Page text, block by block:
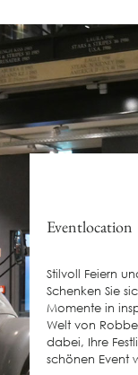
Eventlocation
Stilvoll Feiern
Schenken Sie
Momente in
Welt von
dabei, Ihre
schönen Event